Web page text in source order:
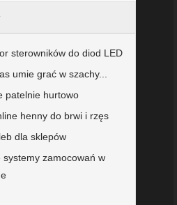
sterowników do diod LED
umie grać w szachy...
patelnie hurtowo
henny do brwi i rzęs
dla sklepów
systemy zamocowań w